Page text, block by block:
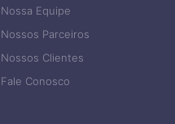
Nossa Equipe
Nossos Parceiros
Nossos Clientes
Fale Conosco